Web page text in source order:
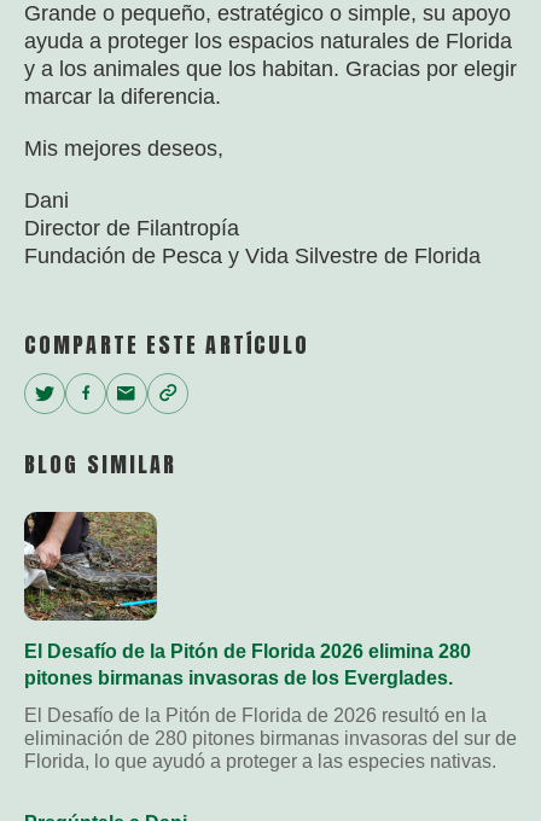
Grande o pequeño, estratégico o simple, su apoyo
ayuda a proteger los espacios naturales de Florida
y a los animales que los habitan. Gracias por elegir
marcar la diferencia.
Mis mejores deseos,
Dani
Director de Filantropía
Fundación de Pesca y Vida Silvestre de Florida
COMPARTE ESTE ARTÍCULO
Twitter
Facebook
EmailCopy
BLOG SIMILAR
El Desafío de la Pitón de Florida 2026 elimina 280
pitones birmanas invasoras de los Everglades.
El Desafío de la Pitón de Florida de 2026 resultó en la
eliminación de 280 pitones birmanas invasoras del sur de
Florida, lo que ayudó a proteger a las especies nativas.